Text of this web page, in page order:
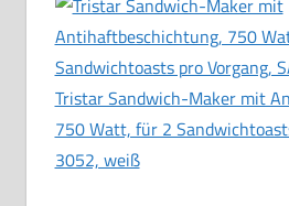
Tristar Sandwich-Maker mit
750 Watt, für 2
3052, weiß